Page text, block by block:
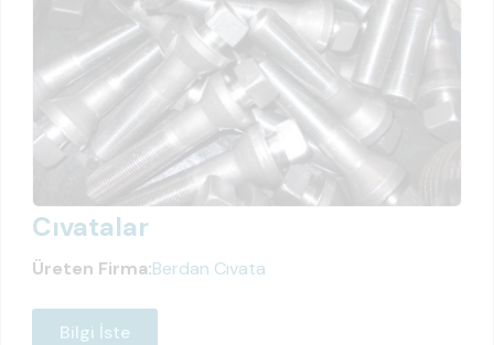
Cıvatalar
Üreten Firma:Berdan Cıvata
Bilgi İste